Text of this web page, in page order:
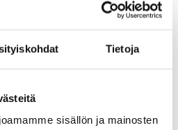
Tietoja
sisällön ja mainosten